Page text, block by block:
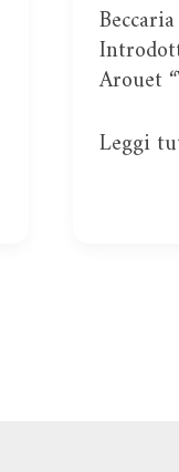
Arouet
Leggi